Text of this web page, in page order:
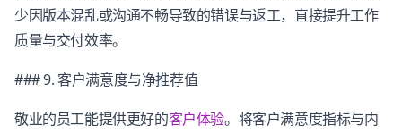
少因版本混乱或沟通不畅导致的错误与返工，直接提升工作
质量与交付效率。
### 9. 客户满意度与净推荐值
敬业的员工能提供更好的客户体验。将客户满意度指标与内